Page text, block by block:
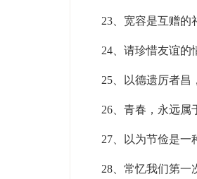
23、宽容是互赠
24、请珍惜友谊的
25、以德遗厉者
26、青春，永远属
27、以为节俭是
28、常忆我们第一